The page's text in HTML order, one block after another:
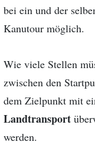
bei ein und der
Kanutour möglich.
Wie viele Stellen
zwischen den
dem Zielpunkt mit
Landtransport
werden.